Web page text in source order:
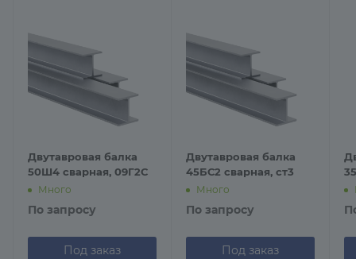
Двутавровая балка
50Ш4 сварная, 09Г2С
Много
По запросу
Под заказ
Двутавровая балка
45БС2 сварная, ст3
Много
По запросу
Под заказ